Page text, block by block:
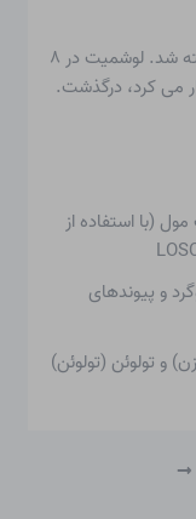
در سال ۱۸۹۰، پنج سال قبل از مرگش، بازنشسته شد. لوشمیت در ۸
(با استفاده از
و پیوندهای
و تولوئن (تولوئن)